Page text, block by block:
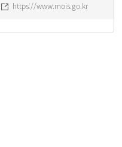
https://www.mois.go.kr